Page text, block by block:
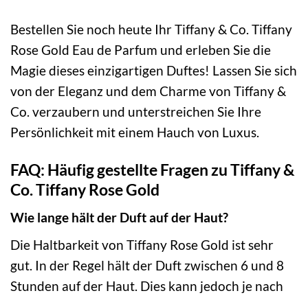
Bestellen Sie noch heute Ihr Tiffany & Co. Tiffany
Rose Gold Eau de Parfum und erleben Sie die
Magie dieses einzigartigen Duftes! Lassen Sie sich
von der Eleganz und dem Charme von Tiffany &
Co. verzaubern und unterstreichen Sie Ihre
Persönlichkeit mit einem Hauch von Luxus.
FAQ: Häufig gestellte Fragen zu Tiffany &
Co. Tiffany Rose Gold
Wie lange hält der Duft auf der Haut?
Die Haltbarkeit von Tiffany Rose Gold ist sehr
gut. In der Regel hält der Duft zwischen 6 und 8
Stunden auf der Haut. Dies kann jedoch je nach